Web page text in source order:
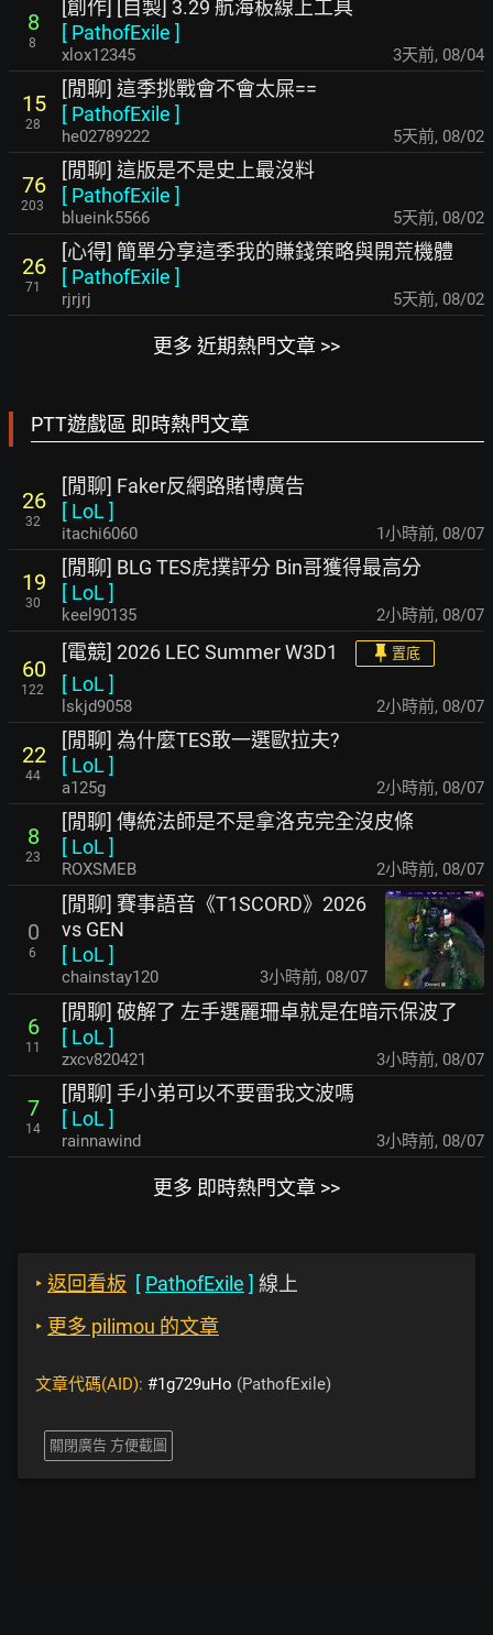
8
8
[創作] [自製] 3.29 航海板線上工具
[ PathofExile ]
xlox12345 3天前, 08/04
15
28
[閒聊] 這季挑戰會不會太屎==
[ PathofExile ]
he02789222 5天前, 08/02
76
203
[閒聊] 這版是不是史上最沒料
[ PathofExile ]
blueink5566 5天前, 08/02
26
71
[心得] 簡單分享這季我的賺錢策略與開荒機體
[ PathofExile ]
rjrjrj 5天前, 08/02
更多 近期熱門文章 >>
PTT遊戲區 即時熱門文章
26
32
[閒聊] Faker反網路賭博廣告
[ LoL ]
itachi6060 1小時前, 08/07
19
30
[閒聊] BLG TES虎撲評分 Bin哥獲得最高分
[ LoL ]
keel90135 2小時前, 08/07
60
122
[電競] 2026 LEC Summer W3D1 置底
[ LoL ]
lskjd9058 2小時前, 08/07
22
44
[閒聊] 為什麼TES敢一選歐拉夫?
[ LoL ]
a125g 2小時前, 08/07
8
23
[閒聊] 傳統法師是不是拿洛克完全沒皮條
[ LoL ]
ROXSMEB 2小時前, 08/07
0
6
[閒聊] 賽事語音《T1SCORD》2026
vs GEN
[ LoL ]
chainstay120 3小時前, 08/07
6
11
[閒聊] 破解了 左手選麗珊卓就是在暗示保波了
[ LoL ]
zxcv820421 3小時前, 08/07
7
14
[閒聊] 手小弟可以不要雷我文波嗎
[ LoL ]
rainnawind 3小時前, 08/07
更多 即時熱門文章 >>
‣ 返回看板 [ PathofExile ] 線上
‣ 更多 pilimou 的文章
文章代碼(AID): #1g729uHo (PathofExile)
關閉廣告 方便截圖